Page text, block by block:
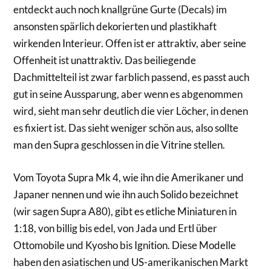
entdeckt auch noch knallgrüne Gurte (Decals) im
ansonsten spärlich dekorierten und plastikhaft
wirkenden Interieur. Offen ist er attraktiv, aber seine
Offenheit ist unattraktiv. Das beiliegende
Dachmittelteil ist zwar farblich passend, es passt auch
gut in seine Aussparung, aber wenn es abgenommen
wird, sieht man sehr deutlich die vier Löcher, in denen
es fixiert ist. Das sieht weniger schön aus, also sollte
man den Supra geschlossen in die Vitrine stellen.
Vom Toyota Supra Mk 4, wie ihn die Amerikaner und
Japaner nennen und wie ihn auch Solido bezeichnet
(wir sagen Supra A80), gibt es etliche Miniaturen in
1:18, von billig bis edel, von Jada und Ertl über
Ottomobile und Kyosho bis Ignition. Diese Modelle
haben den asiatischen und US-amerikanischen Markt